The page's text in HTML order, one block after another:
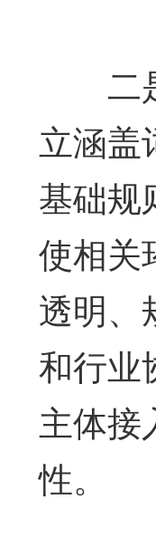
二是
立涵盖
基础规
使相关
透明、
和行业
主体接
性。